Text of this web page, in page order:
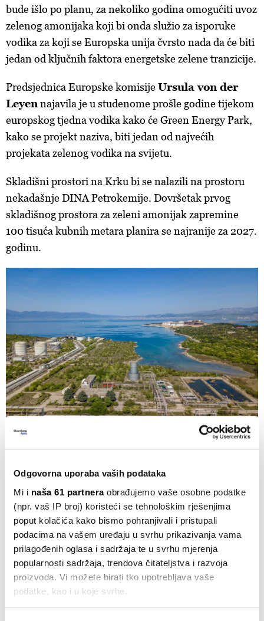
Odgovorna uporaba vaših podataka
Mi i naša 61 partneraobrađujemo vaše osobne podatke
(npr. vaš IP broj) koristeći se tehnološkim rješenjima
poput kolačića kako bismo pohranjivali i pristupali
podacima na vašem uređaju u svrhu prikazivanja vama
prilagođenih oglasa i sadržaja te u svrhu mjerenja
popularnosti sadržaja, trendova čitateljstva i razvoja
proizvoda. Vi možete birati tko upotrebljava vaše
podatke, kao i u koje svrhe.
bude išlo po planu, za nekoliko godina omogućiti uvoz
zelenog amonijaka koji bi onda služio za isporuke
vodika za koji se Europska unija čvrsto nada da će biti
jedan od ključnih faktora energetske zelene tranzicije.
Predsjednica Europske komisijeUrsula von der
Leyennajavila je u studenome prošle godine tijekom
europskog tjedna vodika kako će Green Energy Park,
kako se projekt naziva, biti jedan od najvećih
projekata zelenog vodika na svijetu.
Skladišni prostori na Krku bi se nalazili na prostoru
nekadašnje DINA Petrokemije. Dovršetak prvog
skladišnog prostora za zeleni amonijak zapremine
100 tisuća kubnih metara planira se najranije za 2027.
godinu.
Dolina vodika i Looper hrvatski su aduti
ProjektDoline vodika Sjeverni Jadrani razvoj
inovativnog projekta Looper za proizvodnju vodika
termolizom glavne su značajke razvoja uporabe
tehnologije zelenog vodika u Hrvatskoj koja, prema
nacionalnoj strategiji za vodik do 2050.
godine usvojenoj prije godinu i pol, ima ambiciju do te
godine ostvariti udio vodika u ukupnoj potrošnji